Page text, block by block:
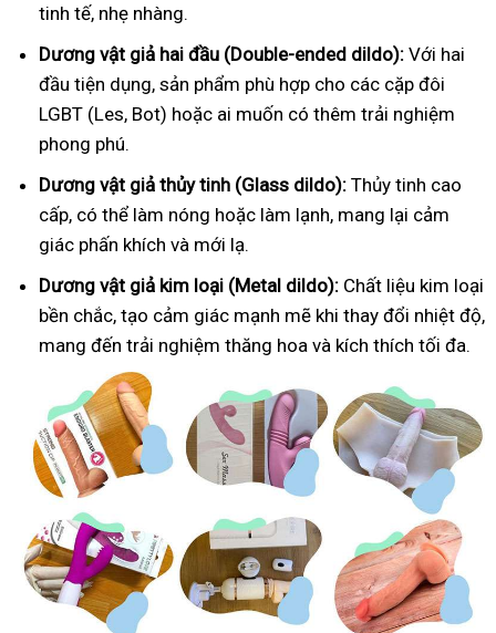
tinh tế, nhẹ nhàng.
Dương vật giả hai đầu (Double-ended dildo): Với hai
đầu tiện dụng, sản phẩm phù hợp cho các cặp đôi
LGBT (Les, Bot) hoặc ai muốn có thêm trải nghiệm
phong phú.
Dương vật giả thủy tinh (Glass dildo): Thủy tinh cao
cấp, có thể làm nóng hoặc làm lạnh, mang lại cảm
giác phấn khích và mới lạ.
Dương vật giả kim loại (Metal dildo): Chất liệu kim loại
bền chắc, tạo cảm giác mạnh mẽ khi thay đổi nhiệt độ,
mang đến trải nghiệm thăng hoa và kích thích tối đa.